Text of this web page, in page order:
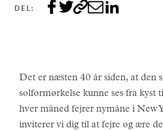
DEL:
Det er næsten 40 år siden, at den
solformørkelse kunne ses fra kyst
hver måned fejrer nymåne i New
inviterer vi dig til at fejre og ære